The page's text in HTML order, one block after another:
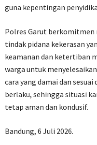
guna kepentingan
Polres Garut
tindak pidana kekerasan
keamanan dan ketertiban
warga untuk
cara yang damai dan
berlaku, sehingga situasi
tetap aman dan kondusif.
Bandung, 6 Juli 2026.